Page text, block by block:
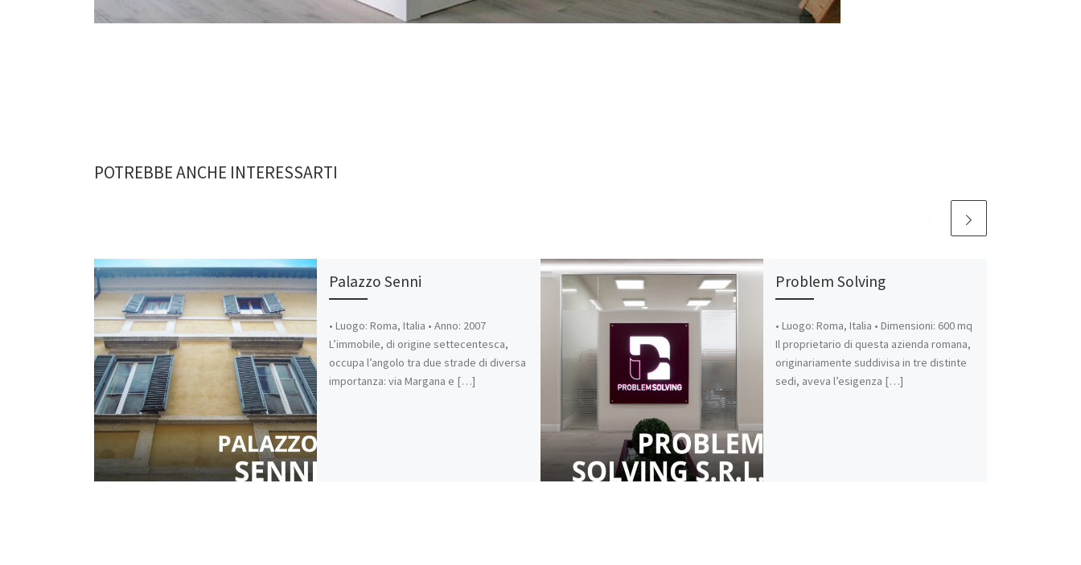
POTREBBE ANCHE INTERESSARTI
Palazzo Senni
• Luogo: Roma, Italia • Anno: 2007
L’immobile, di origine settecentesca,
occupa l’angolo tra due strade di diversa
importanza: via Margana e […]
Problem Solving
• Luogo: Roma, Italia • Dimensioni: 600 mq
Il proprietario di questa azienda romana,
originariamente suddivisa in tre distinte
sedi, aveva l’esigenza […]